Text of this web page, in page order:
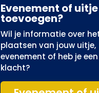
Evenement of uitje
toevoegen?
Wil je informatie over
plaatsen van jouw uitje,
evenement of heb je een
klacht?